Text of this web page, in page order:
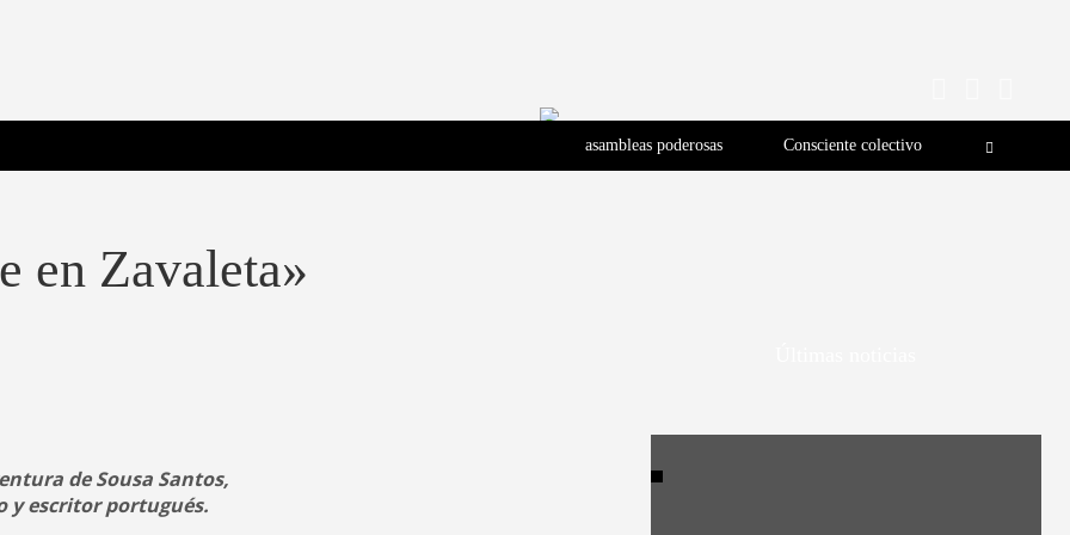
asambleas poderosas Consciente colectivo
en Zavaleta»
de Sousa Santos,
y escritor portugués.